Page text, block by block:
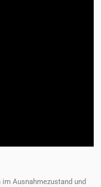
Ausnahmezustand und